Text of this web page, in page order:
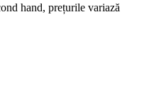
hand, prețurile variază